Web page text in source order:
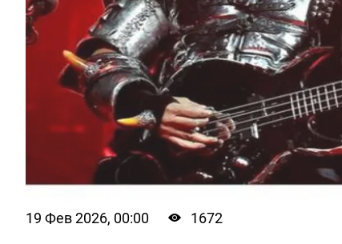
19 Фев 2026, 00:00 1672